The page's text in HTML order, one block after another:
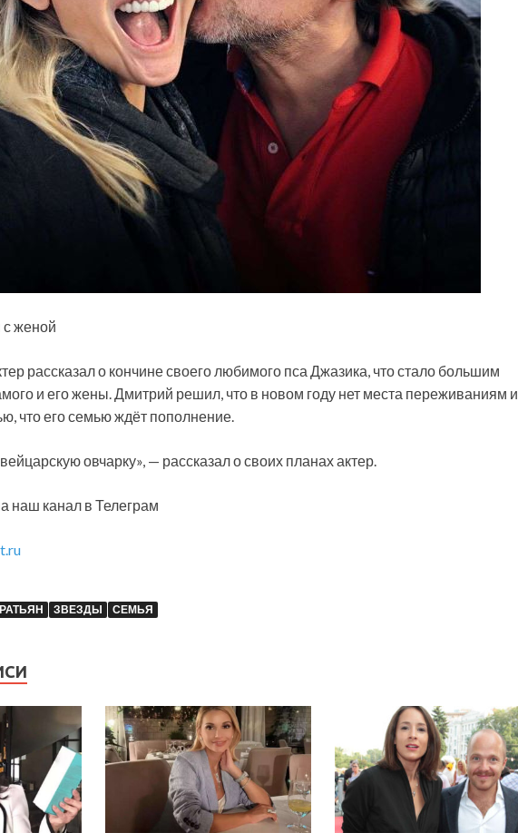
женой
рассказал о кончине своего любимого пса Джазика, что стало большим
и его жены. Дмитрий решил, что в новом году нет места переживаниям и
что его семью ждёт пополнение.
овчарку», — рассказал о своих планах актер.
наш канал в Телеграм
ЗВЕЗДЫ СЕМЬЯ